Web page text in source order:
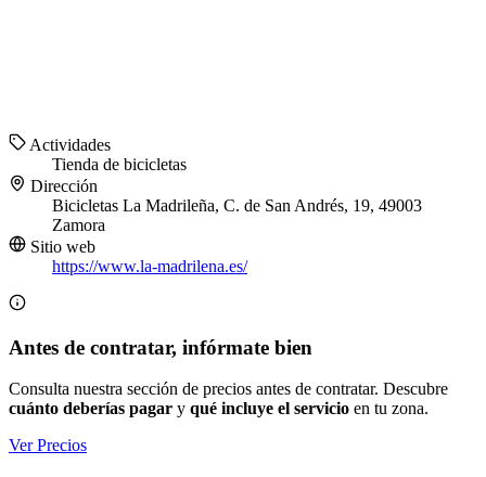
Actividades
Tienda de bicicletas
Dirección
Bicicletas La Madrileña, C. de San Andrés, 19, 49003
Zamora
Sitio web
https://www.la-madrilena.es/
Antes de contratar, infórmate bien
Consulta nuestra sección de precios antes de contratar. Descubre
cuánto deberías pagar y qué incluye el servicio en tu zona.
Ver Precios